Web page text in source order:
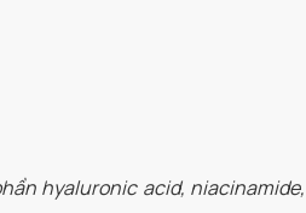
hyaluronic acid,